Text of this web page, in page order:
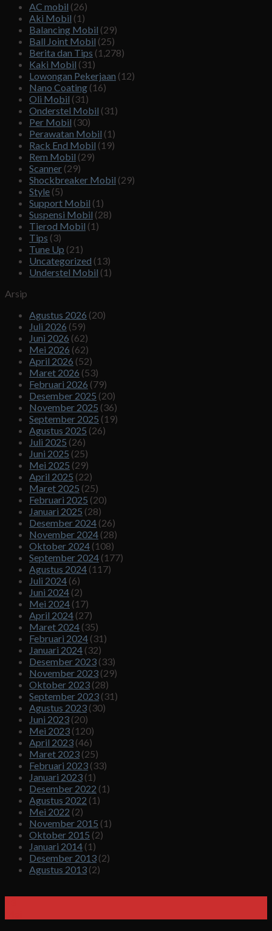
AC mobil (26)
Aki Mobil (1)
Balancing Mobil (29)
Ball Joint Mobil (25)
Berita dan Tips (1,278)
Kaki Mobil (31)
Lowongan Pekerjaan (12)
Nano Coating (16)
Oli Mobil (31)
Onderstel Mobil (31)
Per Mobil (30)
Perawatan Mobil (1)
Rack End Mobil (19)
Rem Mobil (29)
Scanner (29)
Shockbreaker Mobil (29)
Style (5)
Support Mobil (1)
Suspensi Mobil (28)
Tierod Mobil (1)
Tips (3)
Tune Up (21)
Uncategorized (13)
Understel Mobil (1)
Arsip
Agustus 2026 (20)
Juli 2026 (59)
Juni 2026 (62)
Mei 2026 (62)
April 2026 (52)
Maret 2026 (53)
Februari 2026 (79)
Desember 2025 (20)
November 2025 (36)
September 2025 (19)
Agustus 2025 (26)
Juli 2025 (26)
Juni 2025 (25)
Mei 2025 (29)
April 2025 (22)
Maret 2025 (25)
Februari 2025 (20)
Januari 2025 (28)
Desember 2024 (26)
November 2024 (28)
Oktober 2024 (108)
September 2024 (177)
Agustus 2024 (117)
Juli 2024 (6)
Juni 2024 (2)
Mei 2024 (17)
April 2024 (27)
Maret 2024 (35)
Februari 2024 (31)
Januari 2024 (32)
Desember 2023 (33)
November 2023 (29)
Oktober 2023 (28)
September 2023 (31)
Agustus 2023 (30)
Juni 2023 (20)
Mei 2023 (120)
April 2023 (46)
Maret 2023 (25)
Februari 2023 (33)
Januari 2023 (1)
Desember 2022 (1)
Agustus 2022 (1)
Mei 2022 (2)
November 2015 (1)
Oktober 2015 (2)
Januari 2014 (1)
Desember 2013 (2)
Agustus 2013 (2)